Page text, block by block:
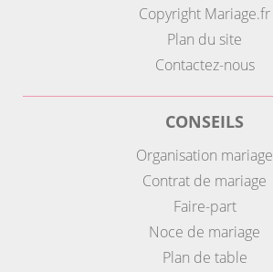
Copyright Mariage.fr
Plan du site
Contactez-nous
CONSEILS
Organisation mariage
Contrat de mariage
Faire-part
Noce de mariage
Plan de table